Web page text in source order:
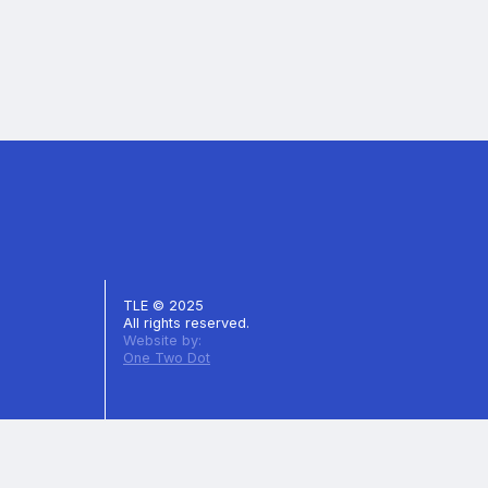
TLE © 2025
All rights reserved.
Website by:
One Two Dot